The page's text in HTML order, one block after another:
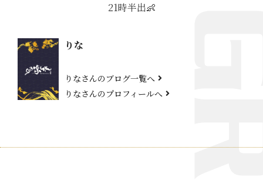
21時半出👶
りな
りなさんのブログ一覧へ
りなさんのプロフィールへ